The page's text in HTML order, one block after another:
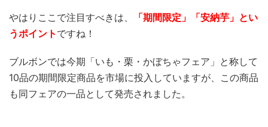
やはりここで注目すべきは、 「期間限定 」「安納芋」とい
うポイント ですね！
ブルボンでは今期「いも・栗・かぼちゃフェア」と称して
10品の期間限定商品を市場に投入していますが、この商品
も同フェアの一品として発売されました。